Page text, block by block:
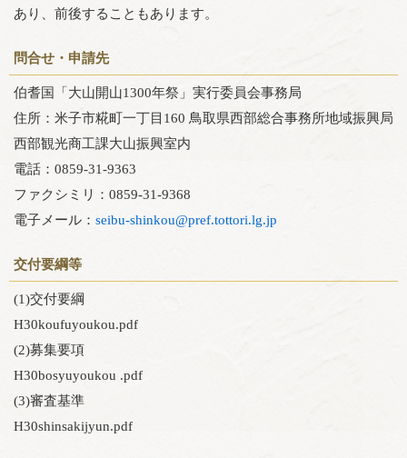
あり、前後することもあります。
問合せ・申請先
伯耆国「大山開山1300年祭」実行委員会事務局
住所：米子市糀町一丁目160 鳥取県西部総合事務所地域振興局
西部観光商工課大山振興室内
電話：0859-31-9363
ファクシミリ：0859-31-9368
電子メール： seibu-shinkou@pref.tottori.lg.jp
交付要綱等
(1)交付要綱
H30koufuyoukou.pdf
(2)募集要項
H30bosyuyoukou .pdf
(3)審査基準
H30shinsakijyun.pdf